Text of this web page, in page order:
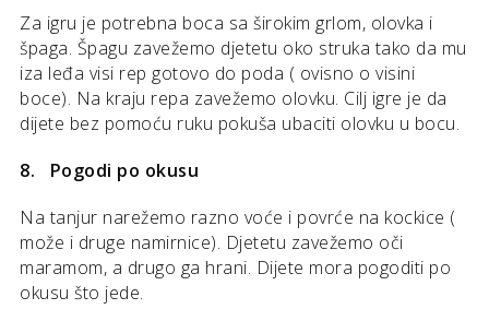
Za igru je potrebna boca sa širokim grlom, olovka i
špaga. Špagu zavežemo djetetu oko struka tako da mu
iza leđa visi rep gotovo do poda ( ovisno o visini
boce). Na kraju repa zavežemo olovku. Cilj igre je da
dijete bez pomoću ruku pokuša ubaciti olovku u bocu.
8. Pogodi po okusu
Na tanjur narežemo razno voće i povrće na kockice (
može i druge namirnice). Djetetu zavežemo oči
maramom, a drugo ga hrani. Dijete mora pogoditi po
okusu što jede.